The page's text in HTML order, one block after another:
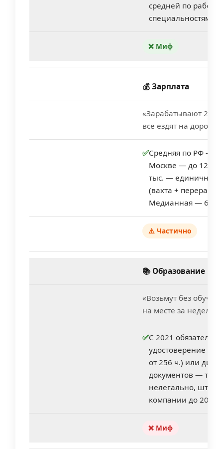
средней по
специальностям)
❌ Миф
💰 Зарплата
«Зарабатывают
все ездят на
✅Средняя по РФ —
Москве — до 120
тыс. — единичные
(вахта +
Медианная — 67
⚠️ Частично
📚 Образование
«Возьмут без
на месте за неделю»
✅С 2021 обязательно
удостоверение
от 256 ч.) или
документов —
нелегально,
компании до 200
❌ Миф